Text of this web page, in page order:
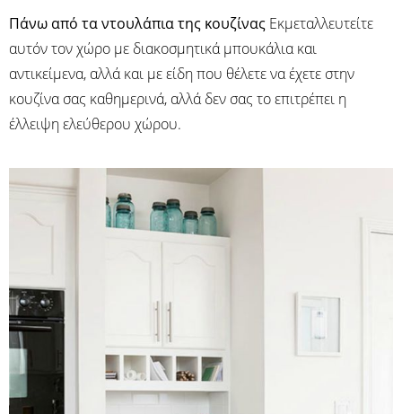
Πάνω από τα ντουλάπια της κουζίνας Εκμεταλλευτείτε
αυτόν τον χώρο με διακοσμητικά μπουκάλια και
αντικείμενα, αλλά και με είδη που θέλετε να έχετε στην
κουζίνα σας καθημερινά, αλλά δεν σας το επιτρέπει η
έλλειψη ελεύθερου χώρου.